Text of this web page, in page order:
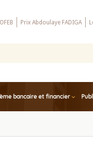
Prix Abdoulaye FADIGA
bancaire et financier